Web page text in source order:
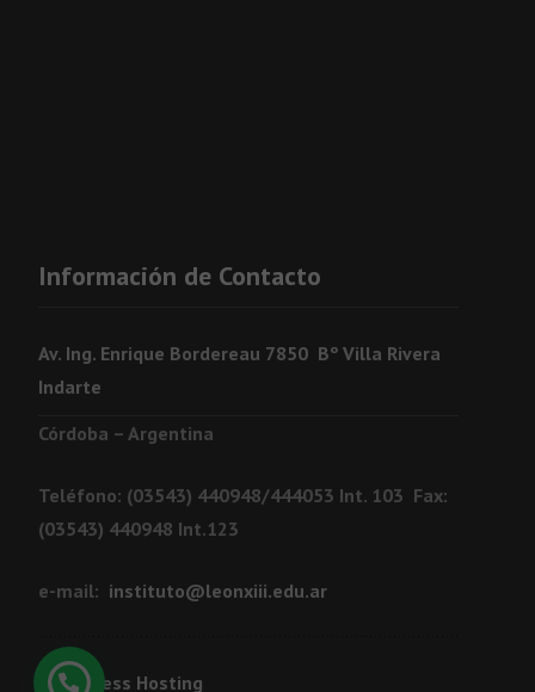
Información de Contacto
Av. Ing. Enrique Bordereau 7850 Bº Villa Rivera
Indarte
Córdoba – Argentina
Teléfono: (03543) 440948/444053 Int. 103 Fax:
(03543) 440948 Int.123
e-mail: instituto@leonxiii.edu.ar
WordPress Hosting